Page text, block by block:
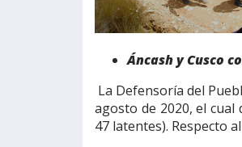
Áncash y Cusco
La Defensoría del
agosto de 2020, el
47 latentes). Respecto